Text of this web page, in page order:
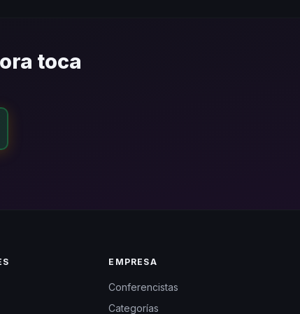
toca
EMPRESA
Conferencistas
Categorías